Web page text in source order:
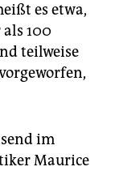
es etwa,
als 100
teilweise
im
Maurice